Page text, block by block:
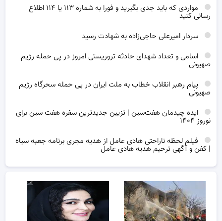
مواردی که باید جدی بگیرید و فورا به شماره ۱۱۳ یا ۱۱۴ اطلاع
رسانی کنید
سردار امیرعلی حاجی‌زاده به شهادت رسید
اسامی و تعداد شهدای حادثه تروریستی امروز در پی حمله رژیم
صهیونی
پیام رهبر انقلاب خطاب به ملت ایران در پی حمله سحرگاه رژیم
صهیونی
ایده چیدمان هفت‌سین | تزیین جدیدترین سفره هفت سین برای
نوروز ۱۴۰۴
فیلم لحظه ناراحتی هادی عامل از هدیه مجری برنامه جعبه سیاه
| کفن و آگهی ترحیم هدیه هادی عامل